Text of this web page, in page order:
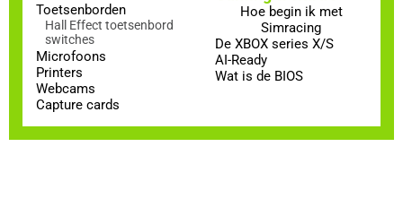
Toetsenborden
Hall Effect toetsenbord
switches
Microfoons
Printers
Webcams
Capture cards
Hoe begin ik met
Simracing
De XBOX series X/S
AI-Ready
Wat is de BIOS